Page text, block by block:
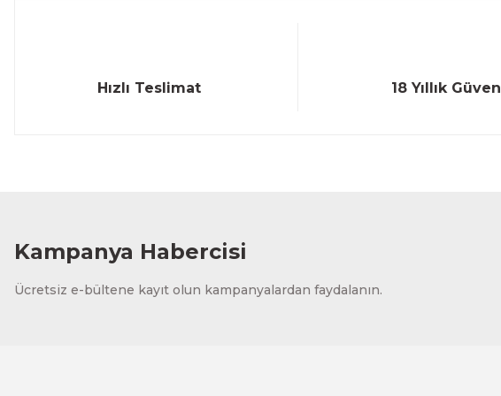
Hızlı Teslimat 18 Yıllık Güven
Kampanya Habercisi
Ücretsiz e-bültene kayıt olun kampanyalardan faydalanın.